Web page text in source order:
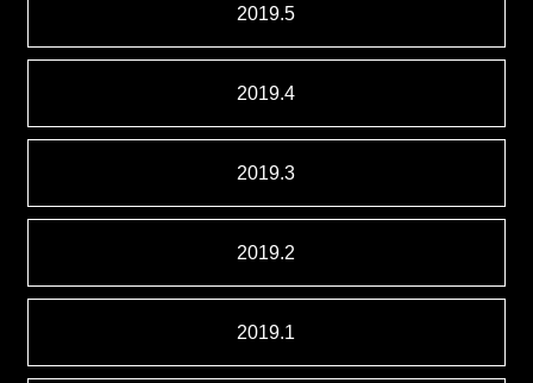
2019.5
2019.4
2019.3
2019.2
2019.1